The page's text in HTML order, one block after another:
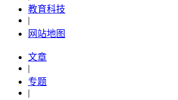
教育科技
|
网站地图
文章
|
专题
|